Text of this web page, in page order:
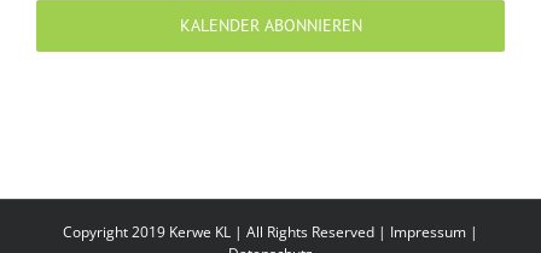
KALENDER ABONNIEREN
Copyright 2019 Kerwe KL | All Rights Reserved | Impressum |